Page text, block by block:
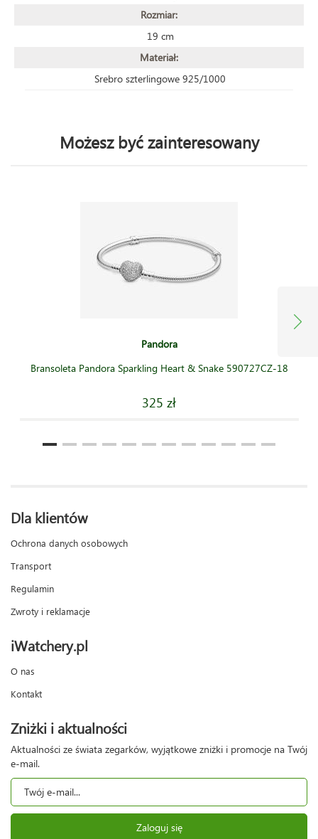
Rozmiar:
19 cm
Materiał:
Srebro szterlingowe 925/1000
Możesz być zainteresowany
Pandora
Bransoleta Pandora Sparkling Heart & Snake 590727CZ-18
325 zł
Dla klientów
Ochrona danych osobowych
Transport
Regulamin
Zwroty i reklamacje
iWatchery.pl
O nas
Kontakt
Zniżki i aktualności
Aktualności ze świata zegarków, wyjątkowe zniżki i promocje na Twój
e-mail.
Zaloguj się